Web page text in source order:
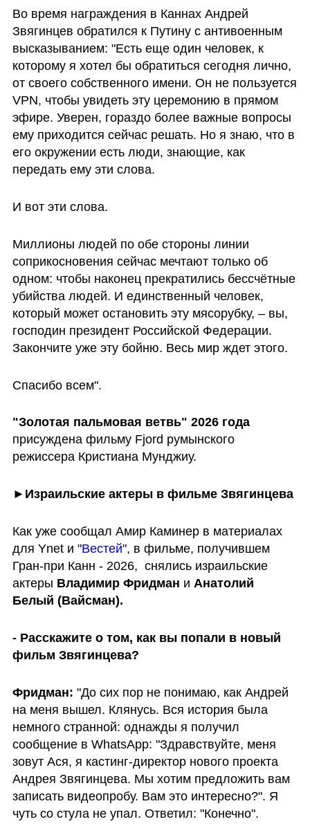
Во время награждения в Каннах Андрей
Звягинцев обратился к Путину с антивоенным
высказыванием: "Есть еще один человек, к
которому я хотел бы обратиться сегодня лично,
от своего собственного имени. Он не пользуется
VPN, чтобы увидеть эту церемонию в прямом
эфире. Уверен, гораздо более важные вопросы
ему приходится сейчас решать. Но я знаю, что в
его окружении есть люди, знающие, как
передать ему эти слова.
И вот эти слова.
Миллионы людей по обе стороны линии
соприкосновения сейчас мечтают только об
одном: чтобы наконец прекратились бессчётные
убийства людей. И единственный человек,
который может остановить эту мясорубку, – вы,
господин президент Российской Федерации.
Закончите уже эту бойню. Весь мир ждет этого.
Спасибо всем".
"Золотая пальмовая ветвь" 2026 года
присуждена фильму Fjord румынского
режиссера Кристиана Мунджиу.
►Израильские актеры в фильме Звягинцева
Как уже сообщал Амир Каминер в материалах
для Ynet и "Вестей", в фильме, получившем
Гран-при Канн - 2026,  снялись израильские
актеры Владимир Фридман и Анатолий
Белый (Вайсман).
- Расскажите о том, как вы попали в новый
фильм Звягинцева?
Фридман: "До сих пор не понимаю, как Андрей
на меня вышел. Клянусь. Вся история была
немного странной: однажды я получил
сообщение в WhatsApp: "Здравствуйте, меня
зовут Ася, я кастинг-директор нового проекта
Андрея Звягинцева. Мы хотим предложить вам
записать видеопробу. Вам это интересно?". Я
чуть со стула не упал. Ответил: "Конечно".